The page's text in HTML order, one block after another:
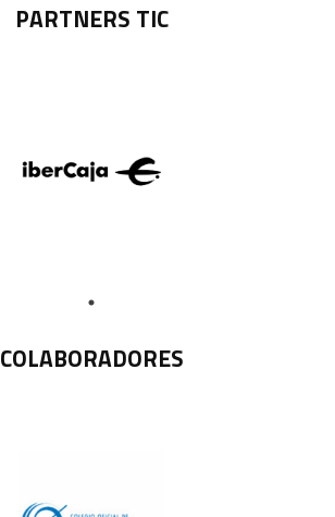
PARTNERS TIC
COLABORADORES